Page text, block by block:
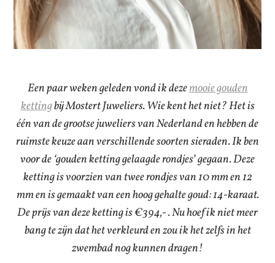
Een paar weken geleden vond ik dezemooie gouden
kettingbij Mostert Juweliers. Wie kent het niet? Het is
één van de grootse juweliers van Nederland en hebben de
ruimste keuze aan verschillende soorten sieraden. Ik ben
voor de ‘gouden ketting gelaagde rondjes’ gegaan. Deze
ketting is voorzien van twee rondjes van 10 mm en 12
mm en is gemaakt van een hoog gehalte goud: 14-karaat.
De prijs van deze ketting is €394,- . Nu hoef ik niet meer
bang te zijn dat het verkleurd en zou ik het zelfs in het
zwembad nog kunnen dragen!